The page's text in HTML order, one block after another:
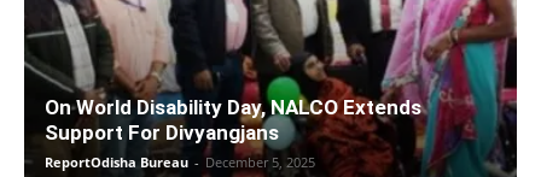
On World Disability Day, NALCO Extends
Support For Divyangjans
ReportOdisha Bureau - December 5, 2025